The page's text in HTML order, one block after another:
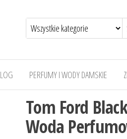
PERFUMY I WODY DAMSKIE
Tom Ford
Woda